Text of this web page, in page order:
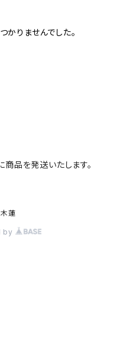
りませんでした。
品を発送いたします。
蓮
by